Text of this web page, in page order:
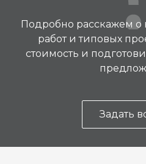
Подробно расскажем о
работ и типовых
стоимость и
Задать